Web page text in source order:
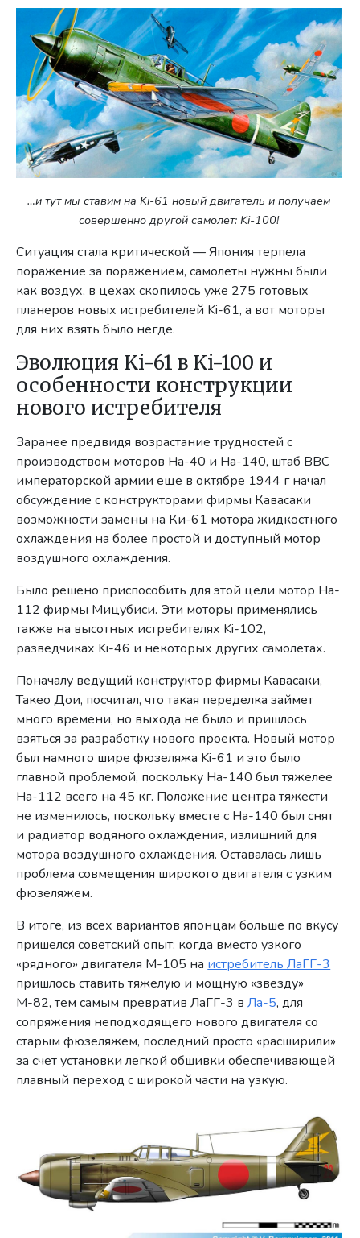
…и тут мы ставим на Ki-61 новый двигатель и получаем
совершенно другой самолет: Ki-100!
Ситуация стала критической — Япония терпела
поражение за поражением, самолеты нужны были
как воздух, в цехах скопилось уже 275 готовых
планеров новых истребителей Ki-61, а вот моторы
для них взять было негде.
Эволюция Ki-61 в Ki-100 и
особенности конструкции
нового истребителя
Заранее предвидя возрастание трудностей с
производством моторов Ha-40 и Ha-140, штаб ВВС
императорской армии еще в октябре 1944 г начал
обсуждение с конструкторами фирмы Кавасаки
возможности замены на Ки-61 мотора жидкостного
охлаждения на более простой и доступный мотор
воздушного охлаждения.
Было решено приспособить для этой цели мотор Ha-
112 фирмы Мицубиси. Эти моторы применялись
также на высотных истребителях Ki-102,
разведчиках Ki-46 и некоторых других самолетах.
Поначалу ведущий конструктор фирмы Кавасаки,
Такео Дои, посчитал, что такая переделка займет
много времени, но выхода не было и пришлось
взяться за разработку нового проекта. Новый мотор
был намного шире фюзеляжа Ki-61 и это было
главной проблемой, поскольку Ha-140 был тяжелее
Ha-112 всего на 45 кг. Положение центра тяжести
не изменилось, поскольку вместе с Ha-140 был снят
и радиатор водяного охлаждения, излишний для
мотора воздушного охлаждения. Оставалась лишь
проблема совмещения широкого двигателя с узким
фюзеляжем.
В итоге, из всех вариантов японцам больше по вкусу
пришелся советский опыт: когда вместо узкого
«рядного» двигателя М-105 на истребитель ЛаГГ-3
пришлось ставить тяжелую и мощную «звезду»
М-82, тем самым превратив ЛаГГ-3 вЛа-5, для
сопряжения неподходящего нового двигателя со
старым фюзеляжем, последний просто «расширили»
за счет установки легкой обшивки обеспечивающей
плавный переход с широкой части на узкую.